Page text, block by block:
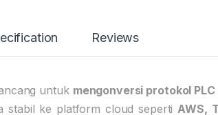
Reviews
untuk mengonversi protokol
stabil ke platform cloud seperti AWS,